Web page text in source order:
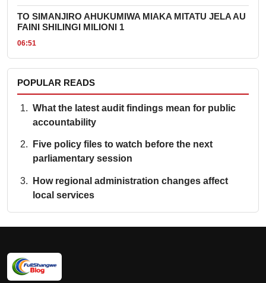
TO SIMANJIRO AHUKUMIWA MIAKA MITATU JELA AU
FAINI SHILINGI MILIONI 1
06:51
POPULAR READS
What the latest audit findings mean for public
accountability
Five policy files to watch before the next
parliamentary session
How regional administration changes affect
local services